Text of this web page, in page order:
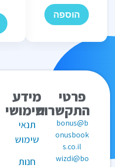
הוספה
פרטי
התקשרות
bonus@b
onusbook
s.co.il
wizdi@bo
מידע
שימושי
תנאי
שימוש
חנות